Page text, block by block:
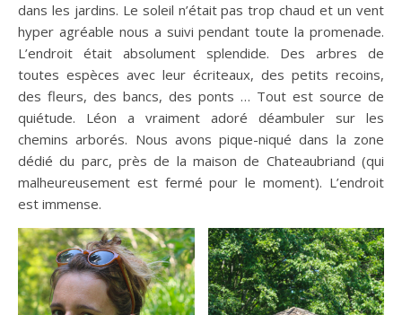
dans les jardins. Le soleil n’était pas trop chaud et un vent
hyper agréable nous a suivi pendant toute la promenade.
L’endroit était absolument splendide. Des arbres de
toutes espèces avec leur écriteaux, des petits recoins,
des fleurs, des bancs, des ponts … Tout est source de
quiétude. Léon a vraiment adoré déambuler sur les
chemins arborés. Nous avons pique-niqué dans la zone
dédié du parc, près de la maison de Chateaubriand (qui
malheureusement est fermé pour le moment). L’endroit
est immense.